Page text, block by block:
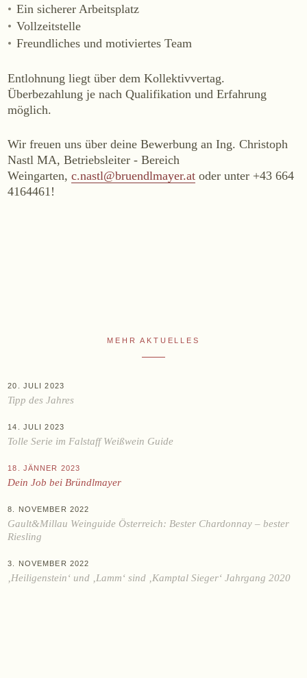
Datenschutz
AGB Widerruf Impressum
Ein sicherer Arbeitsplatz
Vollzeitstelle
Freundliches und motiviertes Team
Entlohnung liegt über dem Kollektivvertag.
Überbezahlung je nach Qualifikation und Erfahrung
möglich.
Wir freuen uns über deine Bewerbung an Ing. Christoph
Nastl MA, Betriebsleiter - Bereich
Weingarten,c.nastl@bruendlmayer.at oder unter +43 664
4164461!
MEHR AKTUELLES
20. JULI 2023
Tipp des Jahres
14. JULI 2023
Tolle Serie im Falstaff Weißwein Guide
18. JÄNNER 2023
Dein Job bei Bründlmayer
8. NOVEMBER 2022
Gault&Millau Weinguide Österreich: Bester Chardonnay – bester
Riesling
3. NOVEMBER 2022
‚Heiligenstein‘ und ‚Lamm‘ sind ‚Kamptal Sieger‘ Jahrgang 2020